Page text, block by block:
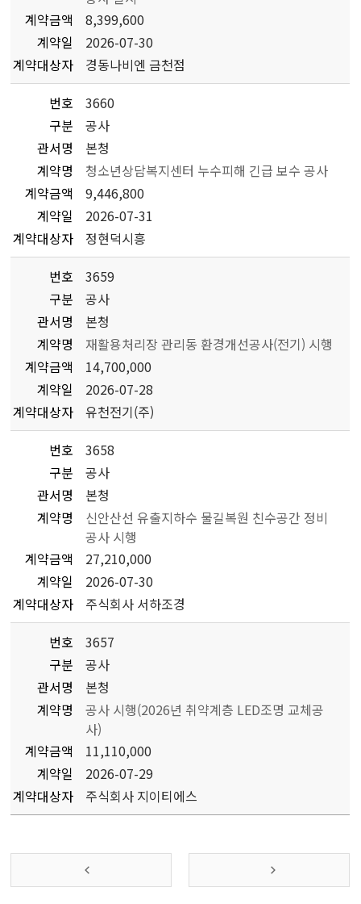
계약금액
8,399,600
계약일
2026-07-30
계약대상자
경동나비엔 금천점
번호
3660
구분
공사
관서명
본청
계약명
청소년상담복지센터 누수피해 긴급 보수 공사
계약금액
9,446,800
계약일
2026-07-31
계약대상자
정현덕시흥
번호
3659
구분
공사
관서명
본청
계약명
재활용처리장 관리동 환경개선공사(전기) 시행
계약금액
14,700,000
계약일
2026-07-28
계약대상자
유천전기(주)
번호
3658
구분
공사
관서명
본청
계약명
신안산선 유출지하수 물길복원 친수공간 정비
공사 시행
계약금액
27,210,000
계약일
2026-07-30
계약대상자
주식회사 서하조경
번호
3657
구분
공사
관서명
본청
계약명
공사 시행(2026년 취약계층 LED조명 교체공
사)
계약금액
11,110,000
계약일
2026-07-29
계약대상자
주식회사 지이티에스